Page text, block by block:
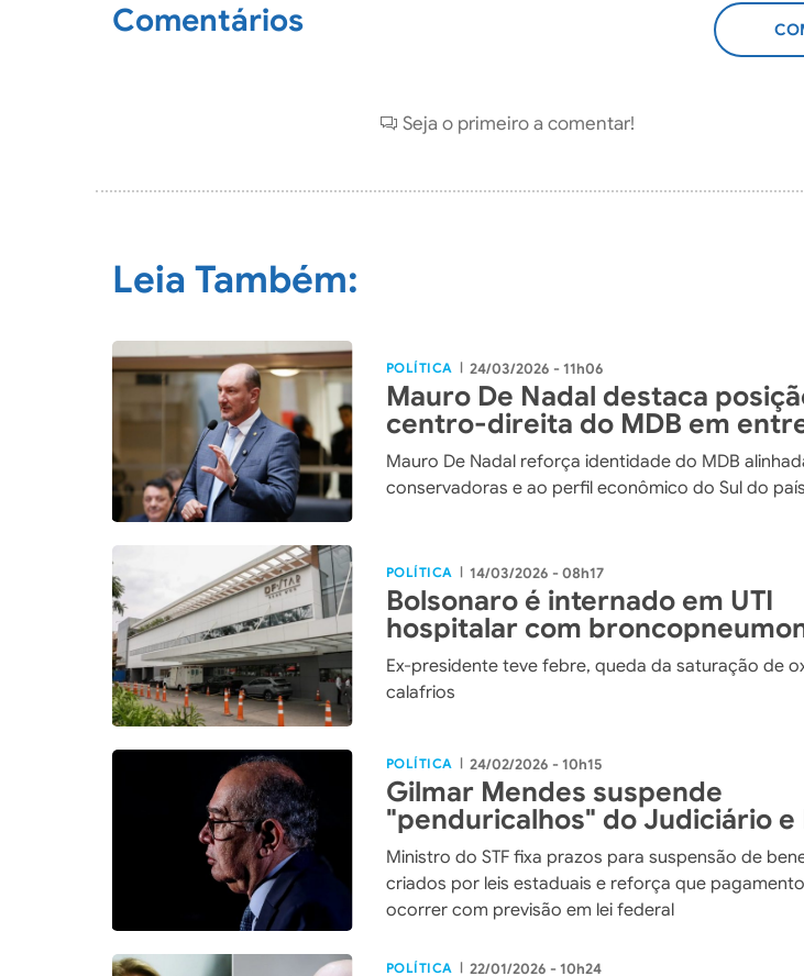
Comentários
Seja o primeiro a comentar!
Leia Também:
POLÍTICA | 24/03/2026 - 11h06
Mauro De Nadal destaca
centro-direita do MDB em
Mauro De Nadal reforça identidade do MDB
conservadoras e ao perfil econômico do Sul do país
POLÍTICA | 14/03/2026 - 08h17
Bolsonaro é internado em UTI
hospitalar com
bilateral
Ex-presidente teve febre, queda da saturação de
calafrios
POLÍTICA | 24/02/2026 - 10h15
Gilmar Mendes suspende
"penduricalhos" do Judiciário e
previstos em leis estaduais
Ministro do STF fixa prazos para suspensão de
criados por leis estaduais e reforça que
ocorrer com previsão em lei federal
POLÍTICA | 22/01/2026 - 10h24